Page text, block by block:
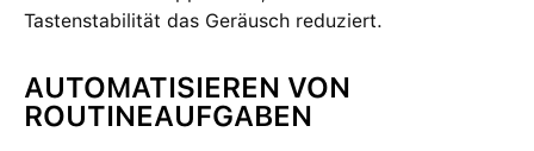
Tastenstabilität das Geräusch reduziert.
AUTOMATISIEREN VON
ROUTINEAUFGABEN